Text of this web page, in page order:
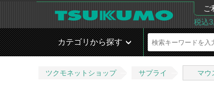
ご
税込
カテゴリから探す
ツクモネットショップ サプライ マウ